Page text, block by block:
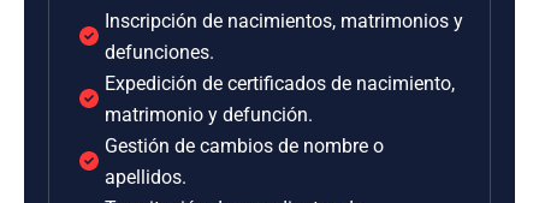
Inscripción de nacimientos, matrimonios y
defunciones.
Expedición de certificados de nacimiento,
matrimonio y defunción.
Gestión de cambios de nombre o
apellidos.